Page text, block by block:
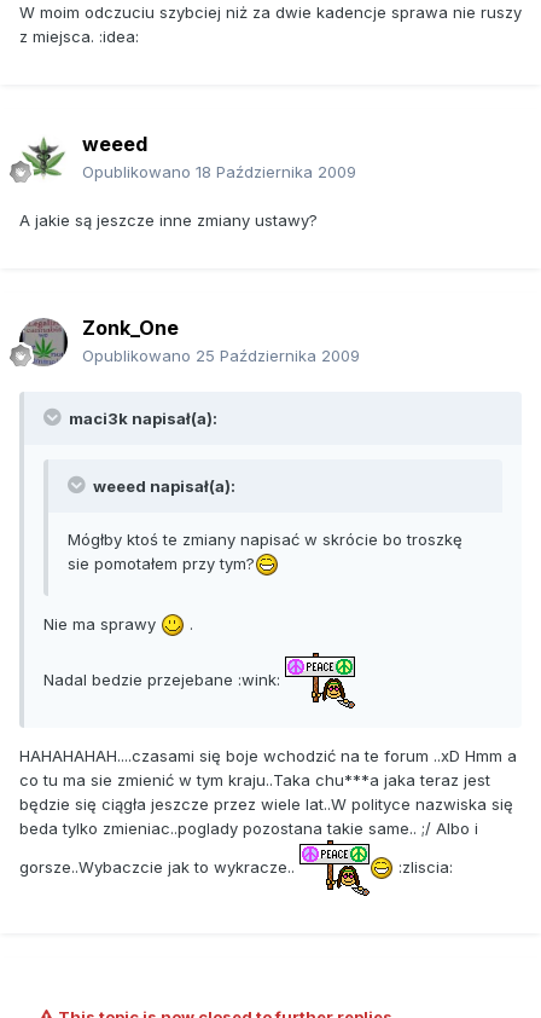
W moim odczuciu szybciej niż za dwie kadencje sprawa nie ruszy
z miejsca. :idea:
weeed
Opublikowano 18 Października 2009
A jakie są jeszcze inne zmiany ustawy?
Zonk_One
Opublikowano 25 Października 2009
maci3k napisał(a):
weeed napisał(a):
Mógłby ktoś te zmiany napisać w skrócie bo troszkę
sie pomotałem przy tym?
Nie ma sprawy .
Nadal bedzie przejebane :wink:
HAHAHAHAH....czasami się boje wchodzić na te forum ..xD Hmm a
co tu ma sie zmienić w tym kraju..Taka chu***a jaka teraz jest
będzie się ciągła jeszcze przez wiele lat..W polityce nazwiska się
beda tylko zmieniac..poglady pozostana takie same.. ;/ Albo i
gorsze..Wybaczcie jak to wykracze..
:zliscia: